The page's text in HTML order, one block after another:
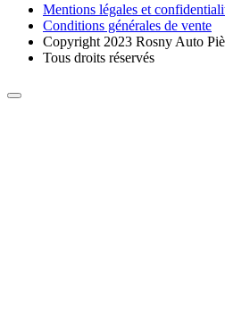
Mentions légales et
Conditions générales de vente
Copyright 2023 Rosny Auto
Tous droits réservés